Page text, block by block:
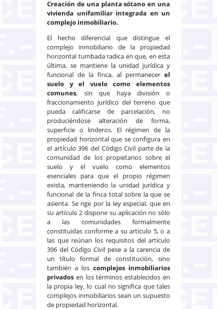
Creación de una planta sótano en una
vivienda unifamiliar integrada en un
complejo inmobiliario.
El hecho diferencial que distingue el
complejo inmobiliario de la propiedad
horizontal tumbada radica en que, en esta
última, se mantiene la unidad jurídica y
funcional de la finca, al permanecer el
suelo y el vuelo como elementos
comunes, sin que haya división o
fraccionamiento jurídico del terreno que
pueda calificarse de parcelación, no
produciéndose alteración de forma,
superficie o linderos. El régimen de la
propiedad horizontal que se configura en
el artículo 396 del Código Civil parte de la
comunidad de los propietarios sobre el
suelo y el vuelo como elementos
esenciales para que el propio régimen
exista, manteniendo la unidad jurídica y
funcional de la finca total sobre la que se
asienta. Se rige por la ley especial, que en
su artículo 2 dispone su aplicación no sólo
a las comunidades formalmente
constituidas conforme a su artículo 5, o a
las que reúnan los requisitos del artículo
396 del Código Civil pese a la carencia de
un título formal de constitución, sino
también a los complejos inmobiliarios
privados en los términos establecidos en
la propia ley, lo cual no significa que tales
complejos inmobiliarios sean un supuesto
de propiedad horizontal.